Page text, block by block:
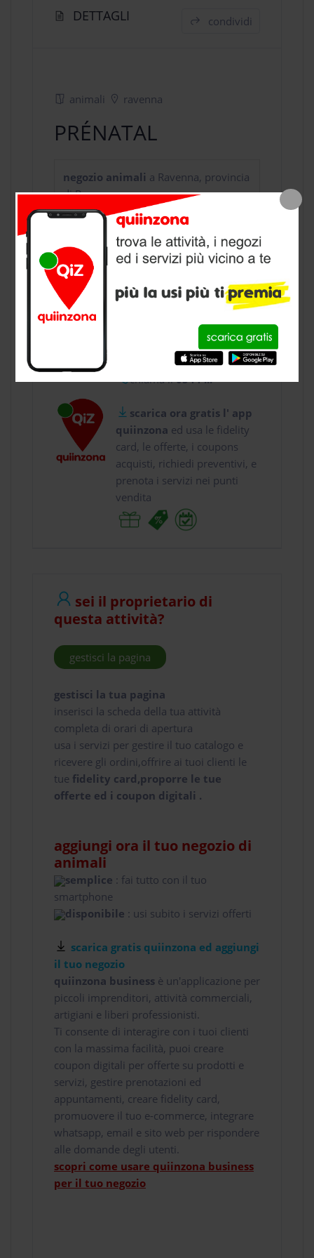
DETTAGLI condividi
animali ravenna
PRÉNATAL
negozio animali a Ravenna, provincia
di Ravenna
CONTATTI
usa gratis quiinzona e :
Via M. Bussato,...
chiama il0544 ...
scarica ora gratis l' app
quiinzona ed usa le fidelity
card, le offerte, i coupons
acquisti, richiedi preventivi, e
prenota i servizi nei punti
vendita
sei il proprietario di
questa attività?
gestisci la pagina
gestisci la tua pagina
inserisci la scheda della tua attività
completa di orari di apertura
usa i servizi per gestire il tuo catalogo e
ricevere gli ordini,offrire ai tuoi clienti le
tue fidelity card,proporre le tue
offerte ed i coupon digitali .
aggiungi ora il tuo negozio di
animali
semplice : fai tutto con il tuo
smartphone
disponibile : usi subito i servizi offerti
scarica gratis quiinzona ed aggiungi
il tuo negozio
quiinzona business è un'applicazione per
piccoli imprenditori, attività commerciali,
artigiani e liberi professionisti.
Ti consente di interagire con i tuoi clienti
con la massima facilità, puoi creare
coupon digitali per offerte su prodotti e
servizi, gestire prenotazioni ed
appuntamenti, creare fidelity card,
promuovere il tuo e-commerce, integrare
whatsapp, email e sito web per rispondere
alle domande degli utenti.
scopri come usare quiinzona business
per il tuo negozio